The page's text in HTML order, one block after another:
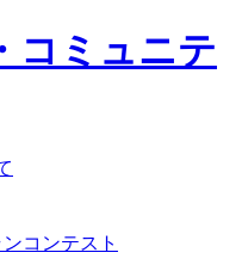
コンテスト